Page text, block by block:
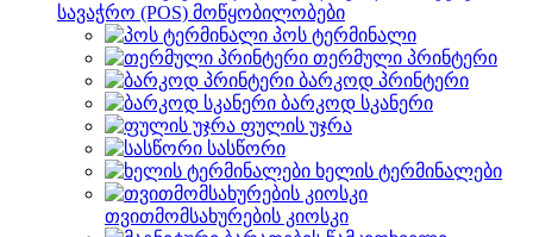
სავაჭრო (POS) მოწყობილობები
პოს ტერმინალი
თერმული პრინტერი
ბარკოდ პრინტერი
ბარკოდ სკანერი
ფულის უჯრა
სასწორი
ხელის ტერმინალები
თვითმომსახურების კიოსკი